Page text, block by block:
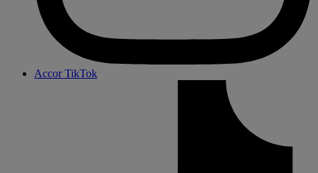
Accor TikTok